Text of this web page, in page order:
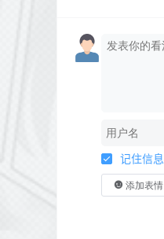
记住信息
添加表情